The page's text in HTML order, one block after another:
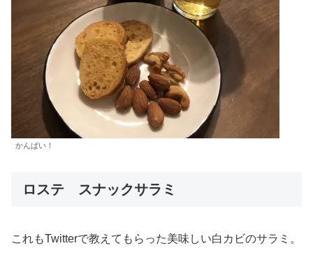
かんぱい！
ロステ スナックサラミ
これもTwitterで教えてもらった美味しい白カビのサラミ。